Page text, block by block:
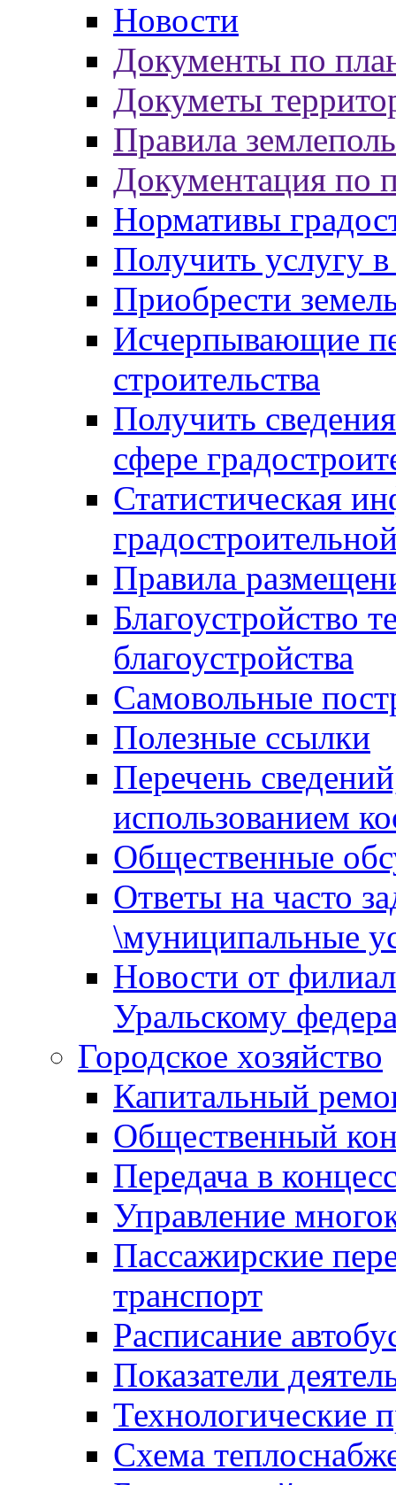
Новости
Документы по
Докуметы
Правила
Документация по
Нормативы
Получить услугу в
Приобрести
Исчерпывающие
строительства
Получить
сфере
Статистическая
Правила
Благоустройство
благоустройства
Самовольные
Полезные ссылки
Перечень
использованием
Общественные
Ответы на часто
\муниципальные
Новости от
Уральскому
Городское хозяйство
Капитальный
Общественный
Передача в
Управление
Пассажирские
транспорт
Расписание
Показатели
Технологические
Схема